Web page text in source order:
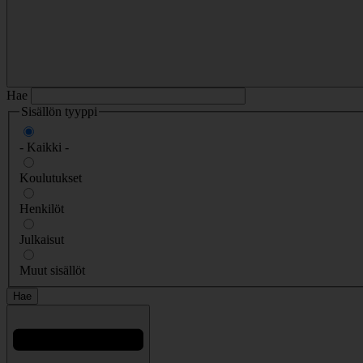
Hae
Sisällön tyyppi
- Kaikki -
Koulutukset
Henkilöt
Julkaisut
Muut sisällöt